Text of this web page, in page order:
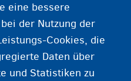
dem Abzug von Steuern
Der Betrag nach
wird als Nettolohn
eine bessere
der Nutzung der
Cookies, die
Daten über
und Statistiken zu